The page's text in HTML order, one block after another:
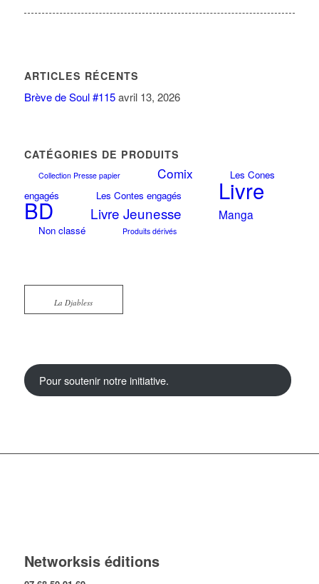
ARTICLES RÉCENTS
Brève de Soul #115 avril 13, 2026
CATÉGORIES DE PRODUITS
Collection Presse papier Comix
Les Cones
engagés
Les Contes engagés Livre
BD Livre Jeunesse Manga
Non classé Produits dérivés
La Djabless
Pour soutenir notre initiative.
Networksis éditions